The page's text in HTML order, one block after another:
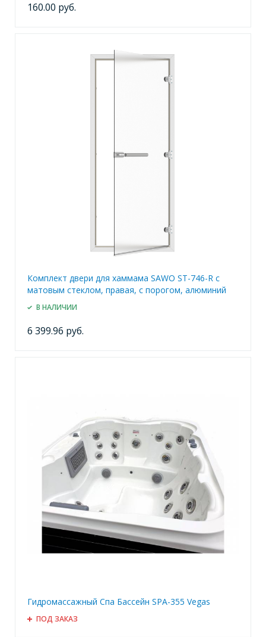
160.00 руб.
Комплект двери для хаммама SAWO ST-746-R с
матовым стеклом, правая, с порогом, алюминий
В НАЛИЧИИ
6 399.96 руб.
Гидромассажный Спа Бассейн SPA-355 Vegas
ПОД ЗАКАЗ